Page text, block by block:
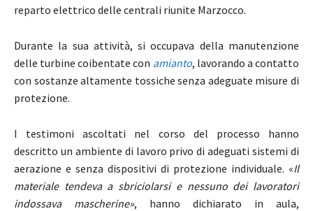
reparto elettrico delle centrali riunite Marzocco.
Durante la sua attività, si occupava della manutenzione
delle turbine coibentate con amianto, lavorando a contatto
con sostanze altamente tossiche senza adeguate misure di
protezione.
I testimoni ascoltati nel corso del processo hanno
descritto un ambiente di lavoro privo di adeguati sistemi di
aerazione e senza dispositivi di protezione individuale. «Il
materiale tendeva a sbriciolarsi e nessuno dei lavoratori
indossava mascherine», hanno dichiarato in aula,